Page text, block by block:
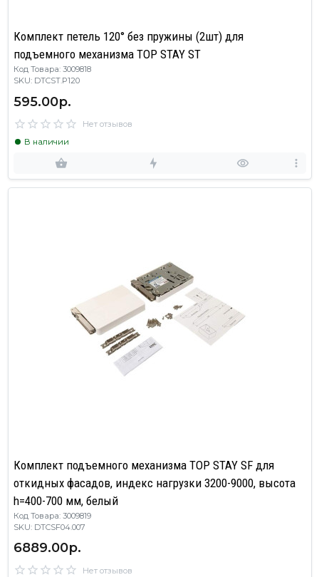
Комплект петель 120° без пружины (2шт) для
подъемного механизма TOP STAY ST
Код Товара: 3009818
SKU: DTCST.P120
595.00р.
Нет отзывов
В наличии
Комплект подъемного механизма TOP STAY SF для
откидных фасадов, индекс нагрузки 3200-9000, высота
h=400-700 мм, белый
Код Товара: 3009819
SKU: DTCSF04.007
6889.00р.
Нет отзывов